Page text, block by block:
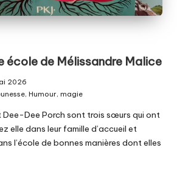
école de Mélissandre Malice
2026
, Humour, magie
Dee-Dee Porch sont trois sœurs qui ont
elle dans leur famille d’accueil et
l’école de bonnes manières dont elles